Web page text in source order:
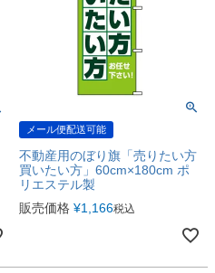
メール便配送可能
不動産用のぼり旗「売りたい方
買いたい方」60cm×180cm ポ
リエステル製
販売価格 ¥1,166税込